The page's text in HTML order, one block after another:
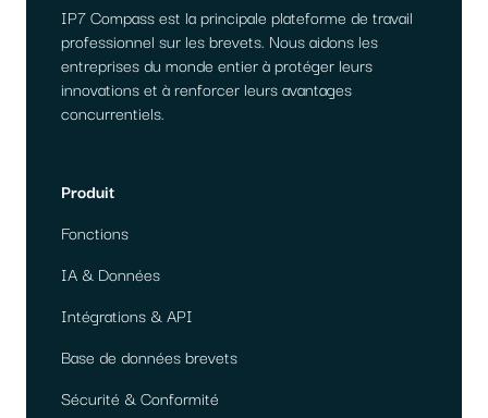
IP7 Compass est la principale plateforme de travail
professionnel sur les brevets. Nous aidons les
entreprises du monde entier à protéger leurs
innovations et à renforcer leurs avantages
concurrentiels.
Produit
Fonctions
IA & Données
Intégrations & API
Base de données brevets
Sécurité & Conformité